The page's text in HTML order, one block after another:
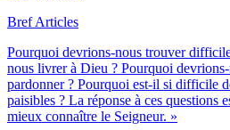
Bref Articles
Pourquoi devrions-nous trouver
nous livrer à Dieu ? Pourquoi
pardonner ? Pourquoi est-il si difficile
paisibles ? La réponse à ces questions
mieux connaître le Seigneur. »